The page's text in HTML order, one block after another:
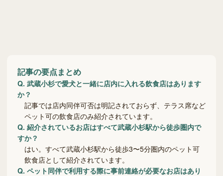
記事の要点まとめ
Q. 武蔵小杉で愛犬と一緒に店内に入れる飲食店はあります
か？
記事では店内同伴可否は明記されておらず、テラス席など
ペット可の飲食店のみ紹介されています。
Q. 紹介されているお店はすべて武蔵小杉駅から徒歩圏内で
すか？
はい。すべて武蔵小杉駅から徒歩3〜5分圏内のペット可
飲食店として紹介されています。
Q. ペット同伴で利用する際に事前連絡が必要なお店はあり